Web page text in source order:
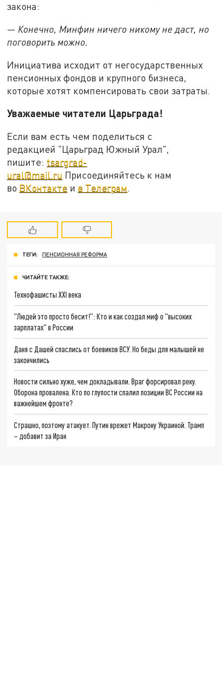
закона:
— Конечно, Минфин ничего никому не даст, но
поговорить можно.
Инициатива исходит от негосударственных
пенсионных фондов и крупного бизнеса,
которые хотят компенсировать свои затраты.
Уважаемые читатели Царьграда!
Если вам есть чем поделиться с
редакцией "Царьград Южный Урал",
пишите: tsargrad-
ural@mail.ru Присоединяйтесь к нам
во ВКонтакте и в Телеграм.
ТЕГИ: ПЕНСИОННАЯ РЕФОРМА
ЧИТАЙТЕ ТАКЖЕ:
Технофашисты XXI века
"Людей это просто бесит!": Кто и как создал миф о "высоких
зарплатах" в России
Даня с Дашей спаслись от боевиков ВСУ. Но беды для малышей не
закончились
Новости сильно хуже, чем докладывали. Враг форсировал реку.
Оборона провалена. Кто по глупости спалил позиции ВС России на
важнейшем фронте?
Страшно, поэтому атакует. Путин врежет Макрону Украиной. Трамп
– добавит за Иран